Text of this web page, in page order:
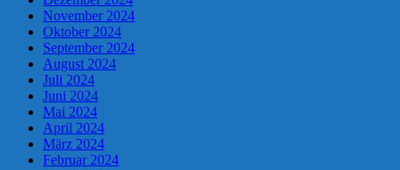
November 2024
Oktober 2024
September 2024
August 2024
Juli 2024
Juni 2024
Mai 2024
April 2024
März 2024
Februar 2024